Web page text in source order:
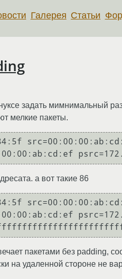
Галерея Статьи
задать мимнимальный
мелкие пакеты.
а вот такие 86
пакетами без padding,
на удаленной стороне не